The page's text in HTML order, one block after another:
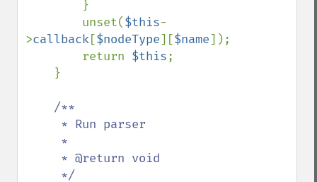
        unset(
$this-
>callback[$nodeType][$name]);
        return
$this;
/**